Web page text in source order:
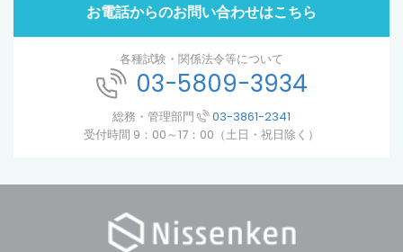
お電話からのお問い合わせはこちら
各種試験・関係法令等について
03-5809-3934
総務・管理部門
03-3861-2341
受付時間 9：00～17：00（土日・祝日除く）